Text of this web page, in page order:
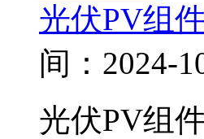
光伏PV组
间：2024-
光伏PV组